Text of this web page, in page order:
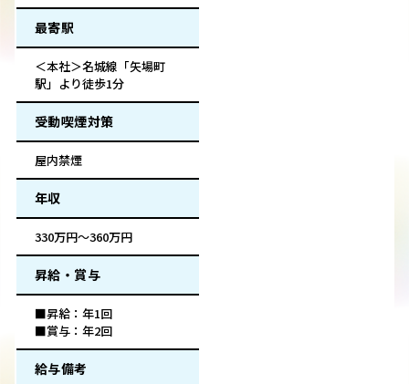
最寄駅
＜本社＞名城線「矢場町
駅」より徒歩1分
受動喫煙対策
屋内禁煙
年収
330万円～360万円
昇給・賞与
■昇給：年1回
■賞与：年2回
給与備考